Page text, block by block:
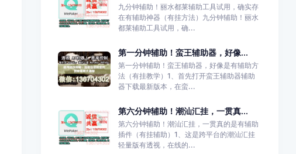
九分钟辅助！丽水都莱辅助工具试用，确实存
在有辅助神器（有挂方法）九分钟辅助！丽水
都莱辅助工具试用，确...
第一分钟辅助！蛮王辅助器，好像...
第一分钟辅助！蛮王辅助器，好像是有辅助方
法（有挂教学）1、首先打开蛮王辅助器辅助
器下载最新版本，在蛮...
第六分钟辅助！潮汕汇挂，一贯真...
第六分钟辅助！潮汕汇挂，一贯真的是有辅助
插件（有挂辅助）1、这是跨平台的潮汕汇挂
轻量版有透视，在线的...